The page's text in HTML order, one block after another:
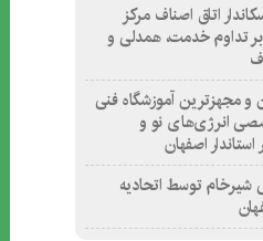
اتاق اصناف مرکز
تداوم خدمت، همدلی و
و مجهزترین آموزشگاه فنی
انرژی‌های نو و
اصفهان
شیرخام توسط اتحادیه